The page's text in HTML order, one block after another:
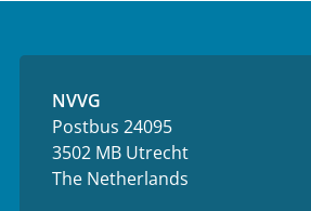
NVVG
Postbus 24095
3502 MB Utrecht
The Netherlands